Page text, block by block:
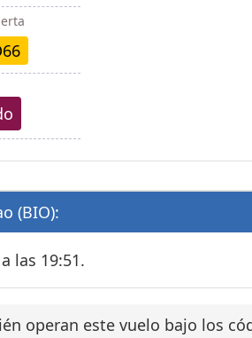
(BIO):
a las 19:51.
operan este vuelo bajo los